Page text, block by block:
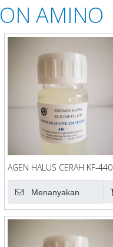
AMINO
AGEN HALUS CERAH KF-440
Menanyakan